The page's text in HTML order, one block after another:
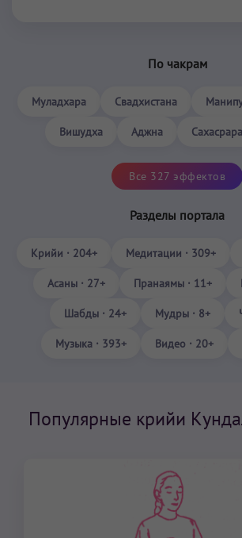
По чакрам
Муладхара Свадхистана
Вишудха Аджна Сахасрара
Все 327 эффектов
Разделы портала
Крийи · 204+ Медитации · 309+
Асаны · 27+ Пранаямы · 11+
Шабды · 24+ Мудры · 8+
Музыка · 393+ Видео · 20+
Популярные крийи